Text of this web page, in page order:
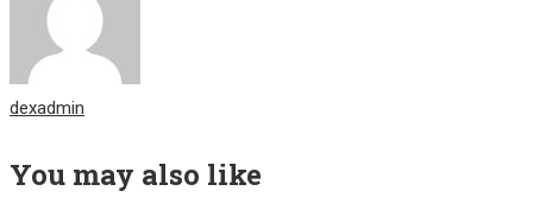
dexadmin
You may also like